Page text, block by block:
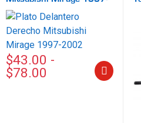
2002
$43.00 -
$78.00
Este producto tiene múltiples